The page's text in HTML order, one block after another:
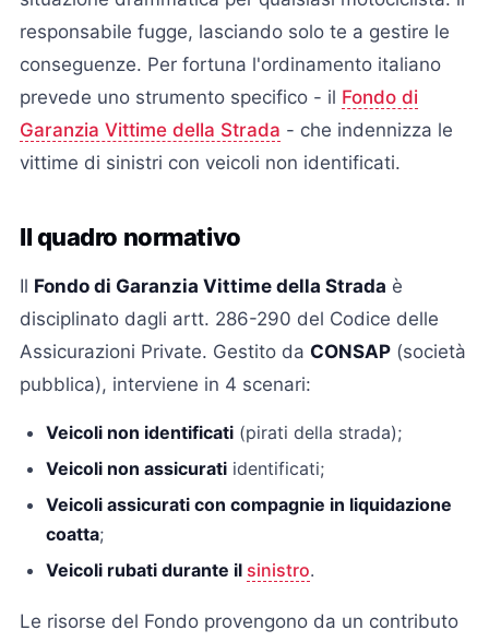
responsabile fugge, lasciando solo te a gestire le
conseguenze. Per fortuna l'ordinamento italiano
prevede uno strumento specifico - il Fondo di
Garanzia Vittime della Strada - che indennizza le
vittime di sinistri con veicoli non identificati.
Il quadro normativo
Il Fondo di Garanzia Vittime della Strada è
disciplinato dagli artt. 286-290 del Codice delle
Assicurazioni Private. Gestito da CONSAP (società
pubblica), interviene in 4 scenari:
Veicoli non identificati (pirati della strada);
Veicoli non assicurati identificati;
Veicoli assicurati con compagnie in liquidazione
coatta;
Veicoli rubati durante il sinistro.
Le risorse del Fondo provengono da un contributo